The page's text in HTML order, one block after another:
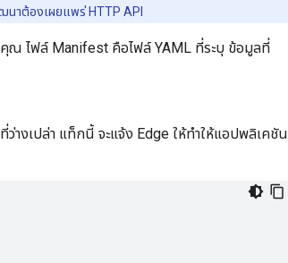
าต้องเผยแพร่ HTTP API
ณ ไฟล์ Manifest คือไฟล์ YAML ที่ระบุ ข้อมูลที่
ที่ว่างเปล่า แท็กนี้ จะแจ้ง Edge ให้ทำให้แอปพลิเคชัน